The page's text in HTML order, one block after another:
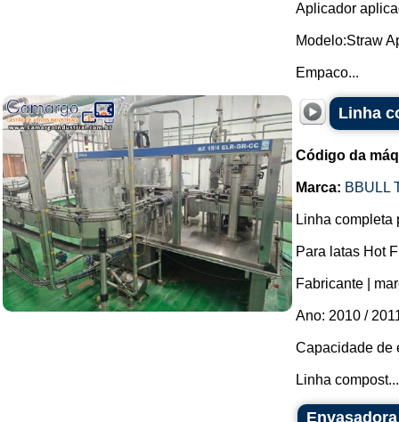
Aplicador
Modelo:Straw
Empaco...
Linha
Código da
Marca: BBULL
Linha completa
Para latas Hot
Fabricante |
Ano: 2010 /
Capacidade de
Linha compost...